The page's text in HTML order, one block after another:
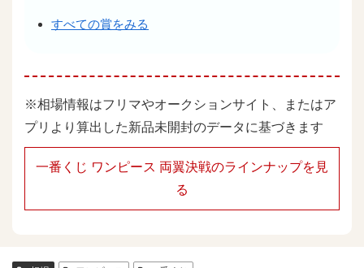
すべての賞をみる
※相場情報はフリマやオークションサイト、またはア
プリより算出した新品未開封のデータに基づきます
一番くじ ワンピース 両翼決戦のラインナップを見
る